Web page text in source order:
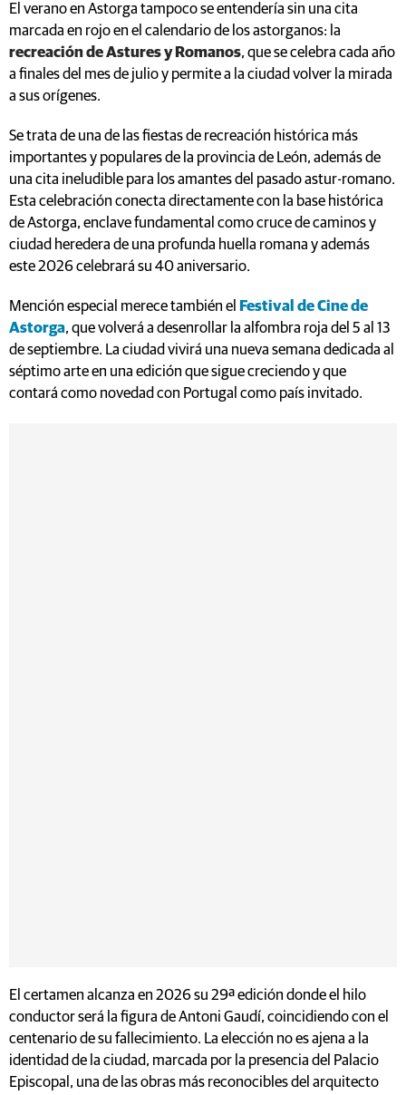
El verano en Astorga tampoco se entendería sin una cita
marcada en rojo en el calendario de los astorganos: la
recreación de Astures y Romanos, que se celebra cada año
a finales del mes de julio y permite a la ciudad volver la mirada
a sus orígenes.
Se trata de una de las fiestas de recreación histórica más
importantes y populares de la provincia de León, además de
una cita ineludible para los amantes del pasado astur-romano.
Esta celebración conecta directamente con la base histórica
de Astorga, enclave fundamental como cruce de caminos y
ciudad heredera de una profunda huella romana y además
este 2026 celebrará su 40 aniversario.
Mención especial merece también el
Festival de Cine de
Astorga, que volverá a desenrollar la alfombra roja del 5 al 13
de septiembre. La ciudad vivirá una nueva semana dedicada al
séptimo arte en una edición que sigue creciendo y que
contará como novedad con Portugal como país invitado.
El certamen alcanza en 2026 su 29ª edición donde el hilo
conductor será la figura de Antoni Gaudí, coincidiendo con el
centenario de su fallecimiento. La elección no es ajena a la
identidad de la ciudad, marcada por la presencia del Palacio
Episcopal, una de las obras más reconocibles del arquitecto